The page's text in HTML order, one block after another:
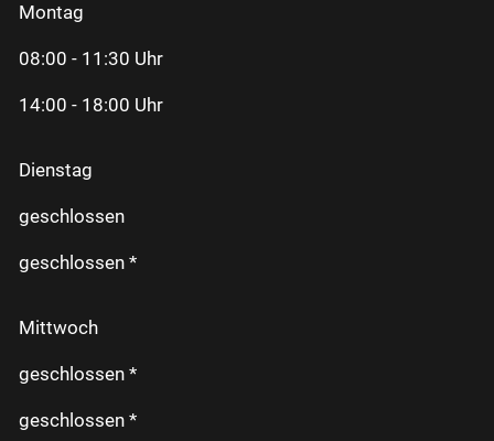
Montag
08:00 - 11:30 Uhr
14:00 - 18:00 Uhr
Dienstag
geschlossen
geschlossen *
Mittwoch
geschlossen *
geschlossen *